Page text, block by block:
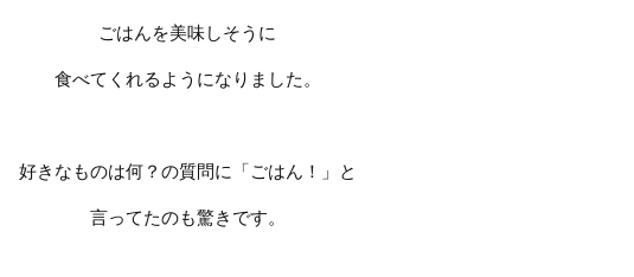
ごはんを美味しそうに
食べてくれるようになりました。
好きなものは何？の質問に「ごはん！」と
言ってたのも驚きです。